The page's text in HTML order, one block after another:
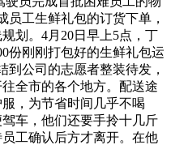
员工生鲜礼包的订货下单，
划。 4月 20日早上5点，丁
份刚刚打包好的生鲜礼包运
到公司的志愿者整装待发，
全市的各个地方。配送途
，为节省时间几乎不喝
车，他们还要手拎十几斤
工确认后方才离开。在他